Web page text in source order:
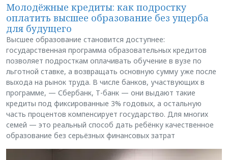
Молодёжные кредиты: как подростку
оплатить высшее образование без ущерба
для будущего
Высшее образование становится доступнее:
государственная программа образовательных кредитов
позволяет подросткам оплачивать обучение в вузе по
льготной ставке, а возвращать основную сумму уже после
выхода на рынок труда. В числе банков, участвующих в
программе, — Сбербанк, Т-банк — они выдают такие
кредиты под фиксированные 3% годовых, а остальную
часть процентов компенсирует государство. Для многих
семей — это реальный способ дать ребёнку качественное
образование без серьёзных финансовых затрат